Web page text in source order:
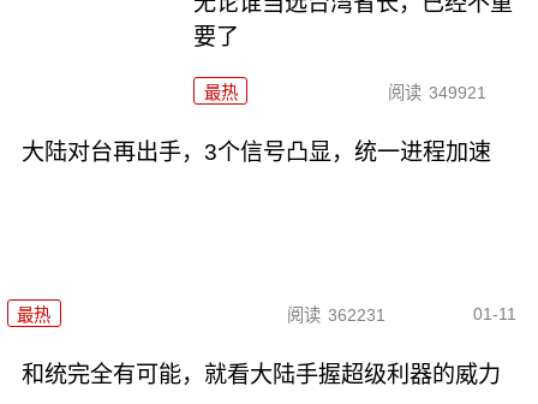
要了
最热 阅读 349921
大陆对台再出手，3个信号凸显，统一进程加速
最热 阅读 362231 01-11
和统完全有可能，就看大陆手握超级利器的威力